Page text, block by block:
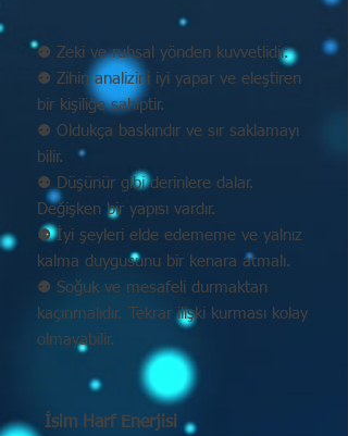
⚉ Zeki ve ruhsal yönden kuvvetlidir.
⚉ Zihin analizini iyi yapar ve eleştiren
bir kişiliğe sahiptir.
⚉ Oldukça baskındır ve sır saklamayı
bilir.
⚉ Düşünür gibi derinlere dalar.
Değişken bir yapısı vardır.
⚉ İyi şeyleri elde edememe ve yalnız
kalma duygusunu bir kenara atmalı.
⚉ Soğuk ve mesafeli durmaktan
kaçınmalıdır. Tekrar ilişki kurması kolay
olmayabilir.
İsim Harf Enerjisi